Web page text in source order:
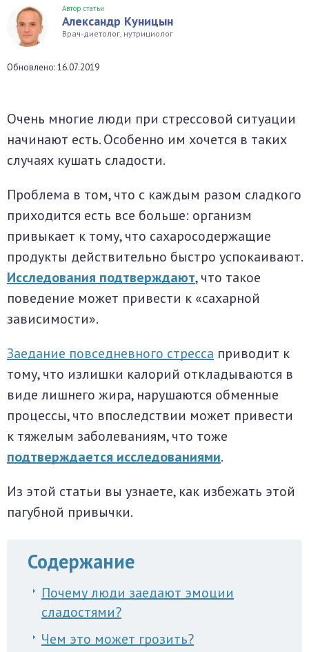
Автор статьи
Александр Куницын
Врач-диетолог, нутрициолог
Обновлено: 16.07.2019
Очень многие люди при стрессовой ситуации
начинают есть. Особенно им хочется в таких
случаях кушать сладости.
Проблема в том, что с каждым разом сладкого
приходится есть все больше: организм
привыкает к тому, что сахаросодержащие
продукты действительно быстро успокаивают.
Исследования подтверждают, что такое
поведение может привести к «сахарной
зависимости».
Заедание повседневного стресса приводит к
тому, что излишки калорий откладываются в
виде лишнего жира, нарушаются обменные
процессы, что впоследствии может привести
к тяжелым заболеваниям, что тоже
подтверждается исследованиями.
Из этой статьи вы узнаете, как избежать этой
пагубной привычки.
Содержание
Почему люди заедают эмоции
сладостями?
Чем это может грозить?
система
система